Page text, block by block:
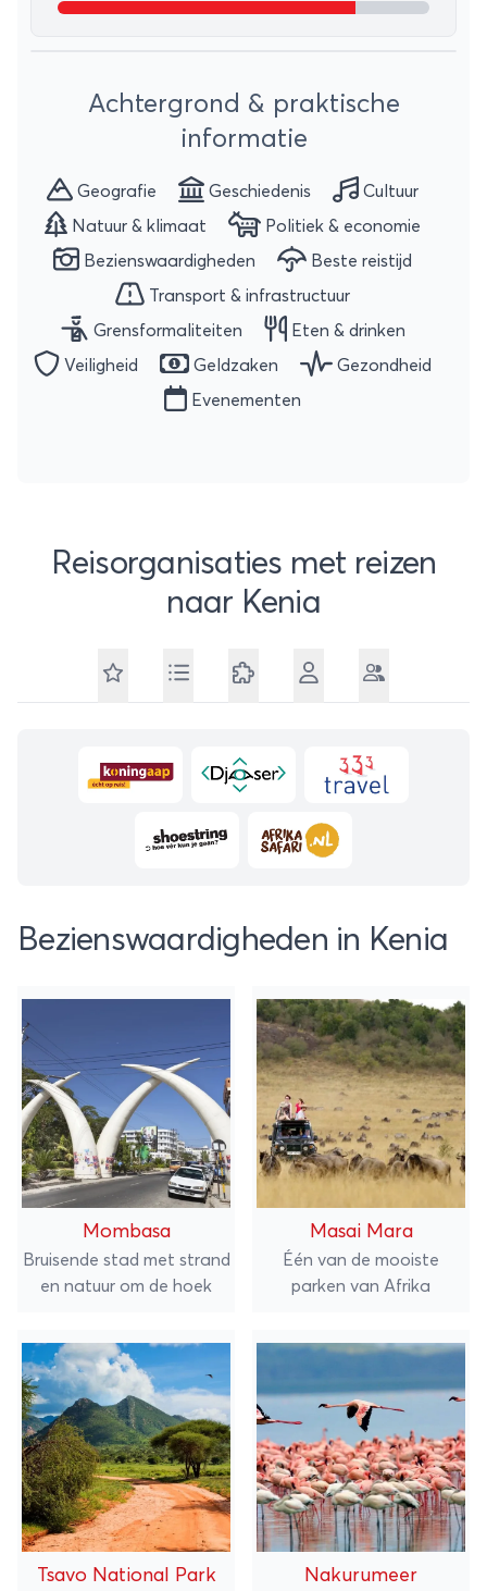
Achtergrond & praktische
informatie
Geografie Geschiedenis
Cultuur
Natuur & klimaat
Politiek & economie
Bezienswaardigheden
Beste reistijd
Transport & infrastructuur
Grensformaliteiten
Eten & drinken
Veiligheid
Geldzaken
Gezondheid
Evenementen
Reisorganisaties met reizen
naar Kenia
Bezienswaardigheden in Kenia
Mombasa
Bruisende stad met strand
en natuur om de hoek
Masai Mara
Één van de mooiste
parken van Afrika
Tsavo National Park Nakurumeer